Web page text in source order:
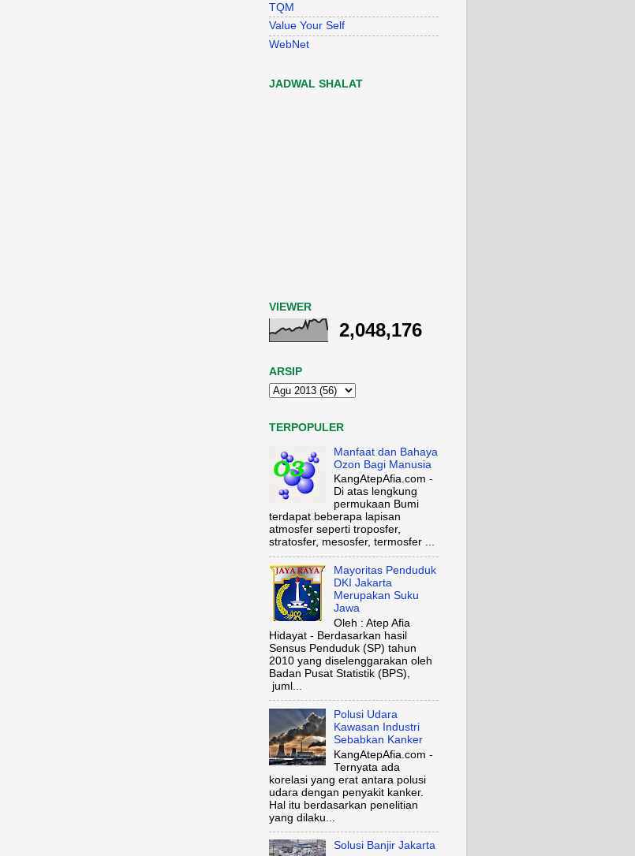
TQM
Value Your Self
WebNet
JADWAL SHALAT
VIEWER
2,048,176
ARSIP
TERPOPULER
Manfaat dan Bahaya
Ozon Bagi Manusia
KangAtepAfia.com -
Di atas lengkung
permukaan Bumi
terdapat beberapa lapisan
atmosfer seperti troposfer,
stratosfer, mesosfer, termosfer ...
Mayoritas Penduduk
DKI Jakarta
Merupakan Suku
Jawa
Oleh : Atep Afia
Hidayat - Berdasarkan hasil
Sensus Penduduk (SP) tahun
2010 yang diselenggarakan oleh
Badan Pusat Statistik (BPS),
juml...
Polusi Udara
Kawasan Industri
Sebabkan Kanker
KangAtepAfia.com -
Ternyata ada
korelasi yang erat antara polusi
udara dengan penyakit kanker.
Hal itu berdasarkan penelitian
yang dilaku...
Solusi Banjir Jakarta